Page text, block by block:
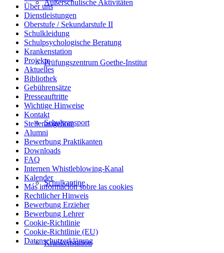
Außerschulische Aktivitäten
Prüfungszentrum Goethe-Institut
Schultransport
Schulkantine
Krankenstation
Über uns
Dienstleistungen
Oberstufe / Sekundarstufe II
Schulkleidung
Schulpsychologische Beratung
Krankenstation
Projekte
Aktuelles
Bibliothek
Gebührensätze
Presseauftritte
Wichtige Hinweise
Kontakt
Stellenangebote
Alumni
Bewerbung Praktikanten
Downloads
FAQ
Internen Whistleblowing-Kanal
Kalender
Más información sobre las cookies
Rechtlicher Hinweis
Bewerbung Erzieher
Bewerbung Lehrer
Cookie-Richtlinie
Cookie-Richtlinie (EU)
Datenschutzerklärung